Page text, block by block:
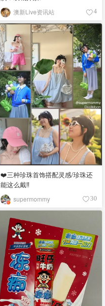
澳新Live资讯站 4
❤️三种珍珠首饰搭配灵感/珍珠还
能这么戴‼️
supermommy 30